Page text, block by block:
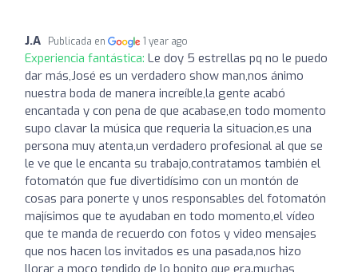
J.A Publicada en 1 year ago
Experiencia fantástica: Le doy 5 estrellas pq no le puedo
dar más,José es un verdadero show man,nos ánimo
nuestra boda de manera increíble,la gente acabó
encantada y con pena de que acabase,en todo momento
supo clavar la música que requeria la situacion,es una
persona muy atenta,un verdadero profesional al que se
le ve que le encanta su trabajo,contratamos también el
fotomatón que fue divertidísimo con un montón de
cosas para ponerte y unos responsables del fotomatón
majísimos que te ayudaban en todo momento,el vídeo
que te manda de recuerdo con fotos y video mensajes
que nos hacen los invitados es una pasada,nos hizo
llorar a moco tendido de lo bonito que era.muchas